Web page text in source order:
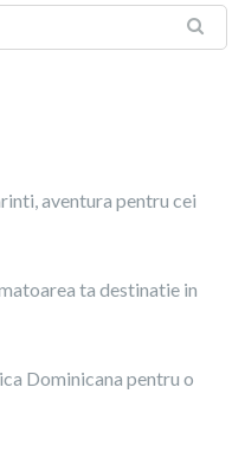
aventura pentru cei
ta destinatie in
Dominicana pentru o